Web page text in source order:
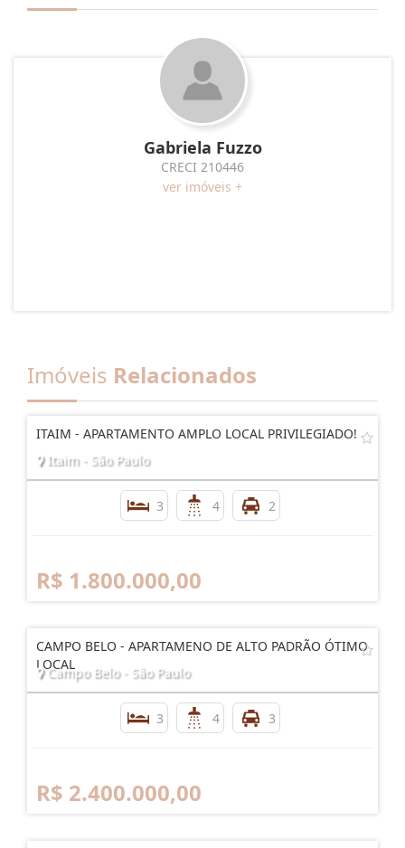
Gabriela Fuzzo
CRECI 210446
ver imóveis +
Imóveis Relacionados
ITAIM - APARTAMENTO AMPLO LOCAL PRIVILEGIADO!
Itaim - São Paulo
3 4 2
R$ 1.800.000,00
CAMPO BELO - APARTAMENO DE ALTO PADRÃO ÓTIMO
LOCAL
Campo Belo - São Paulo
3 4 3
R$ 2.400.000,00